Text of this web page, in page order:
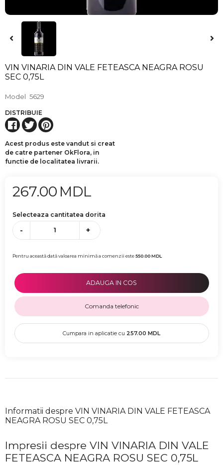
VIN VINARIA DIN VALE FETEASCA NEAGRA ROSU
SEC 0,75L
Model 5629
DISTRIBUIE
Acest produs este vandut si creat
de catre partener OkFlora, in
functie de localitatea livrarii.
267.00 MDL
Selecteaza cantitatea dorita
- +
Pentru această dată valoarea minimă a comenzii este550.00MDL
ADAUGA IN COS
Comanda telefonic
Cumpara in aplicatie cu 257.00 MDL
Informatii despre VIN VINARIA DIN VALE FETEASCA
NEAGRA ROSU SEC 0,75L
Impresii despre VIN VINARIA DIN VALE
FETEASCA NEAGRA ROSU SEC 0,75L